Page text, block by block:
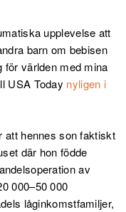
upplevelse att
barn om bebisen
för världen med mina
USA Today nyligen i
att hennes son faktiskt
där hon födde
av
000–50 000
låginkomstfamiljer,